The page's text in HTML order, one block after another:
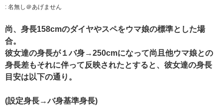
: 名無し＠あげません
尚、身長158cmのダイヤやスペをウマ娘の標準とした場
合。
彼女達の身長が１バ身→250cmになって尚且他ウマ娘との
身長差もそれに伴って反映されたとすると、彼女達の身長
目安は以下の通り。
(設定身長→バ身基準身長)